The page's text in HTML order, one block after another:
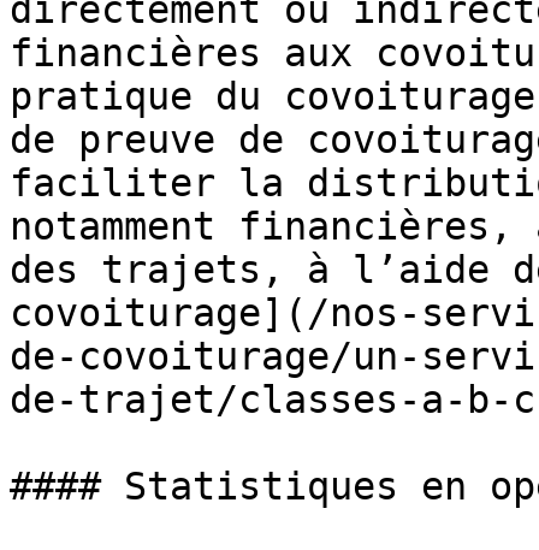
directement ou
financières aux
pratique du
de preuve de
faciliter la
notamment
des trajets, à l’aide
covoiturage](/nos-
de-covoiturage/un-
de-trajet/classes-a-b-
#### Statistiques en